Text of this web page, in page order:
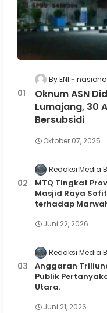
By ENI
Oknum ASN
Lumajang, 30
Bersubsidi
Oktober 07, 2025
Redaksi Media
MTQ Tingkat
Masjid Raya
terhadap
Juni 22, 2026
Redaksi Media
Anggaran
Publik
Utara.
Juni 21, 2026